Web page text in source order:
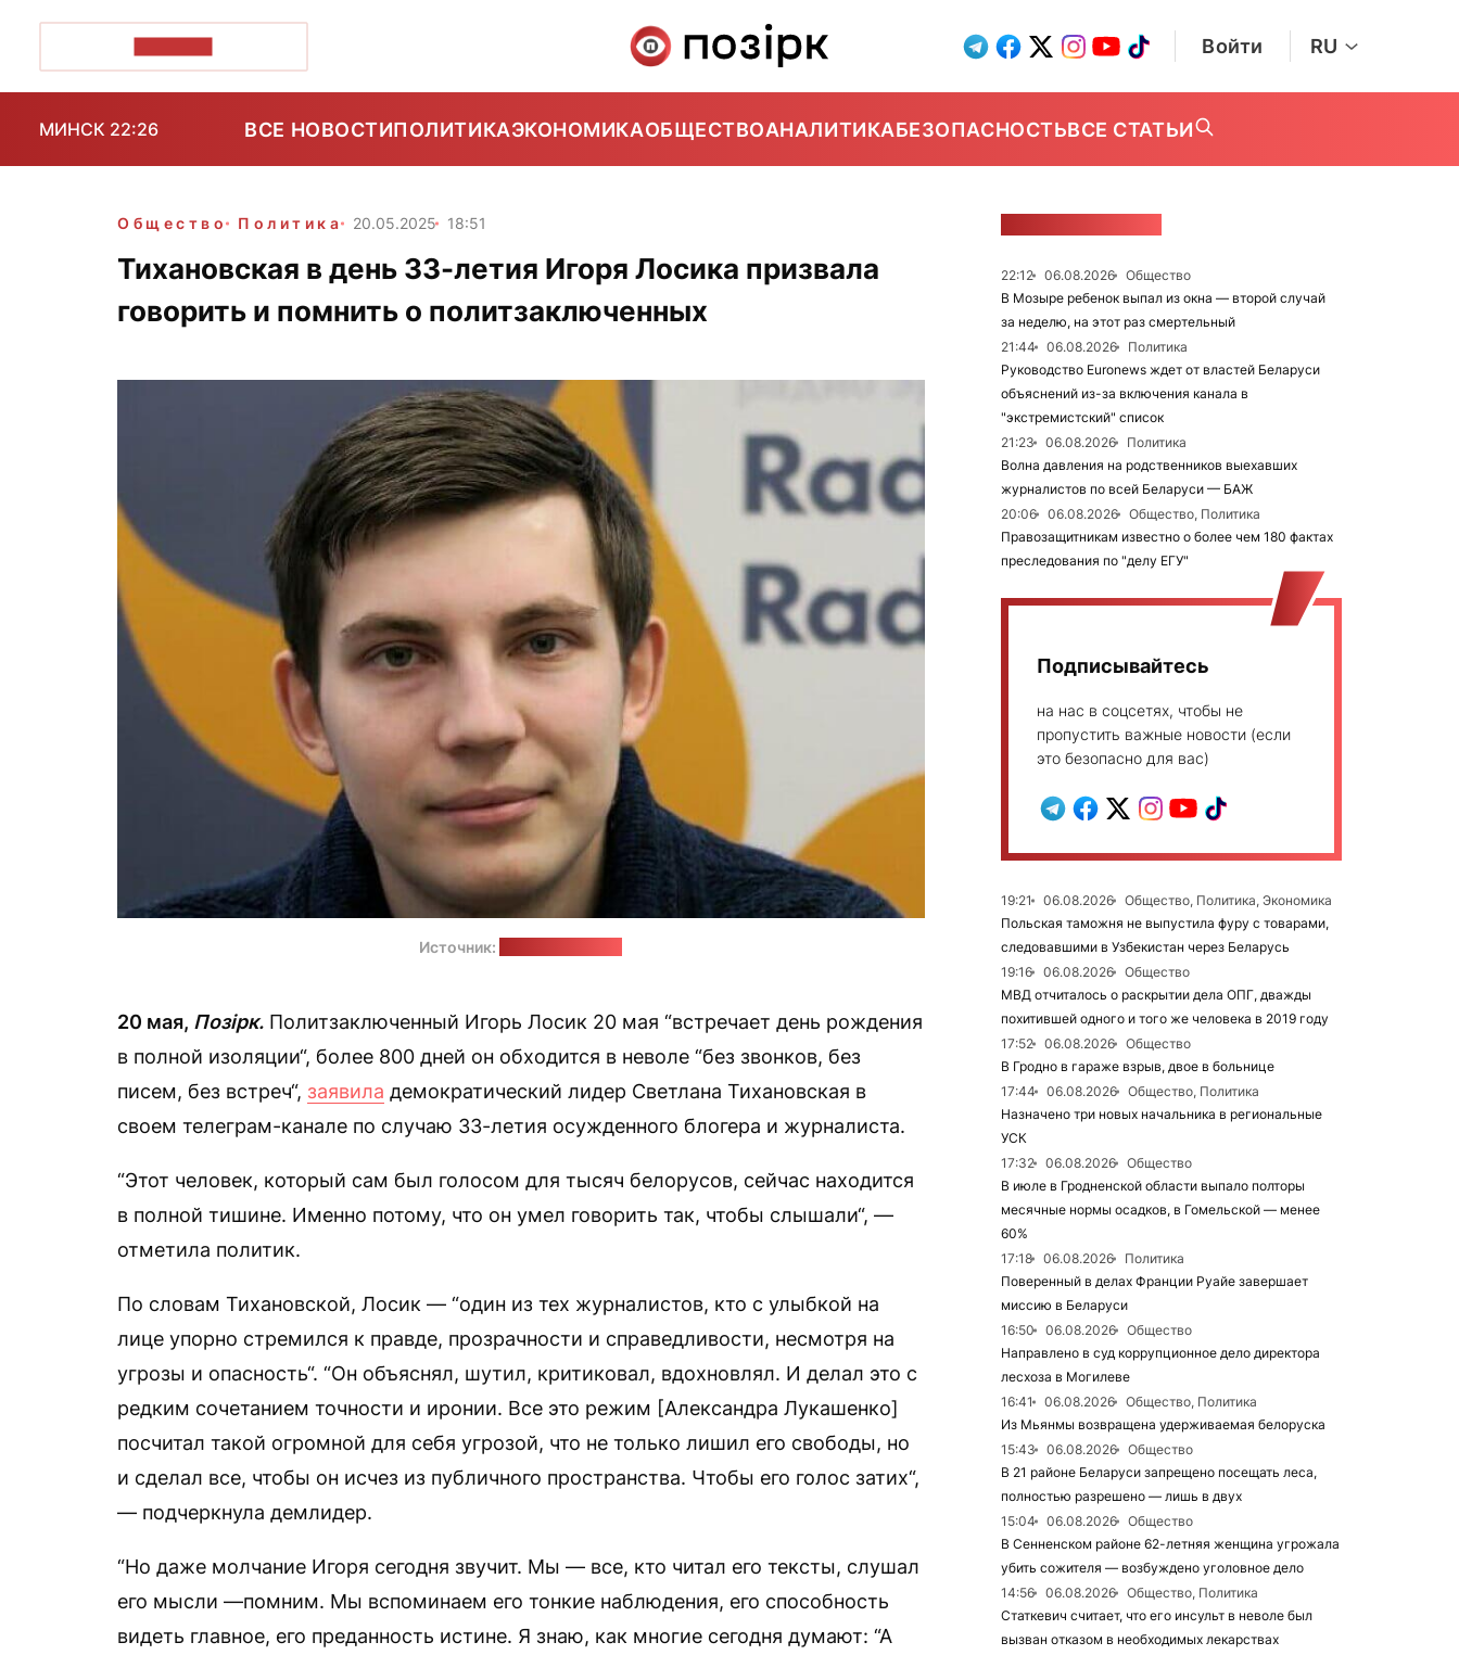
Войти RU
МИНСК 22:26 ВСЕ НОВОСТИПОЛИТИКАЭКОНОМИКАОБЩЕСТВОАНАЛИТИКАБЕЗОПАСНОСТЬВСЕ СТАТЬИ
Общество Политика 20.05.2025 18:51
Тихановская в день 33-летия Игоря Лосика призвала
говорить и помнить о политзаключенных
Источник:
20 мая, Позірк. Политзаключенный Игорь Лосик 20 мая “встречает день рождения
в полной изоляции“, более 800 дней он обходится в неволе “без звонков, без
писем, без встреч“, заявила демократический лидер Светлана Тихановская в
своем телеграм-канале по случаю 33-летия осужденного блогера и журналиста.
“Этот человек, который сам был голосом для тысяч белорусов, сейчас находится
в полной тишине. Именно потому, что он умел говорить так, чтобы слышали“, —
отметила политик.
По словам Тихановской, Лосик — “один из тех журналистов, кто с улыбкой на
лице упорно стремился к правде, прозрачности и справедливости, несмотря на
угрозы и опасность“. “Он объяснял, шутил, критиковал, вдохновлял. И делал это с
редким сочетанием точности и иронии. Все это режим [Александра Лукашенко]
посчитал такой огромной для себя угрозой, что не только лишил его свободы, но
и сделал все, чтобы он исчез из публичного пространства. Чтобы его голос затих“,
— подчеркнула демлидер.
“Но даже молчание Игоря сегодня звучит. Мы — все, кто читал его тексты, слушал
его мысли —помним. Мы вспоминаем его тонкие наблюдения, его способность
видеть главное, его преданность истине. Я знаю, как многие сегодня думают: “А
22:12 06.08.2026
Общество
В Мозыре ребенок выпал из окна — второй случай
за неделю, на этот раз смертельный
21:44
06.08.2026
Политика
Руководство Euronews ждет от властей Беларуси
объяснений из-за включения канала в
"экстремистский" список
21:23
06.08.2026
Политика
Волна давления на родственников выехавших
журналистов по всей Беларуси — БАЖ
20:06
06.08.2026
Общество, Политика
Правозащитникам известно о более чем 180 фактах
преследования по "делу ЕГУ"
Подписывайтесь
на нас в соцсетях, чтобы не
пропустить важные новости (если
это безопасно для вас)
19:21 06.08.2026
Общество, Политика, Экономика
Польская таможня не выпустила фуру с товарами,
следовавшими в Узбекистан через Беларусь
19:16
06.08.2026
Общество
МВД отчиталось о раскрытии дела ОПГ, дважды
похитившей одного и того же человека в 2019 году
17:52
06.08.2026
Общество
В Гродно в гараже взрыв, двое в больнице
17:44
06.08.2026
Общество, Политика
Назначено три новых начальника в региональные
УСК
17:32
06.08.2026
Общество
В июле в Гродненской области выпало полторы
месячные нормы осадков, в Гомельской — менее
60%
17:18
06.08.2026
Политика
Поверенный в делах Франции Руайе завершает
миссию в Беларуси
16:50
06.08.2026
Общество
Направлено в суд коррупционное дело директора
лесхоза в Могилеве
16:41
06.08.2026
Общество, Политика
Из Мьянмы возвращена удерживаемая белоруска
15:43
06.08.2026
Общество
В 21 районе Беларуси запрещено посещать леса,
полностью разрешено — лишь в двух
15:04
06.08.2026
Общество
В Сенненском районе 62-летняя женщина угрожала
убить сожителя — возбуждено уголовное дело
14:56
06.08.2026
Общество, Политика
Статкевич считает, что его инсульт в неволе был
вызван отказом в необходимых лекарствах